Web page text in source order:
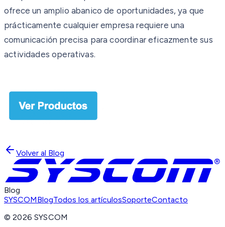
ofrece un amplio abanico de oportunidades, ya que
prácticamente cualquier empresa requiere una
comunicación precisa para coordinar eficazmente sus
actividades operativas.
Volver al Blog
Blog
SYSCOMBlogTodos los artículosSoporteContacto
©2026 SYSCOM